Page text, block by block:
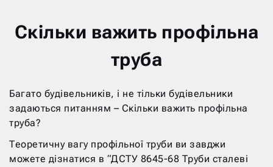
Скільки важить профільна
труба
Багато будівельників, і не тільки будівельники
задаються питанням – Скільки важить профільна
труба?
Теоретичну вагу профільної труби ви завджи
можете дізнатися в “ДСТУ 8645-68 Труби сталеві